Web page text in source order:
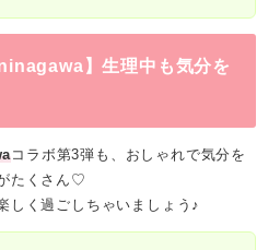
】生理中も気分を
コラボ第3弾も、おしゃれで気分を
たくさん♡
しく過ごしちゃいましょう♪